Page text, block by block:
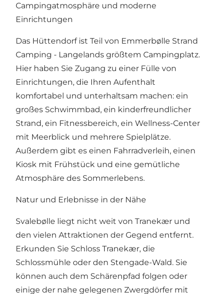
Campingatmosphäre und moderne
Einrichtungen
Das Hüttendorf ist Teil von Emmerbølle Strand
Camping - Langelands größtem Campingplatz.
Hier haben Sie Zugang zu einer Fülle von
Einrichtungen, die Ihren Aufenthalt
komfortabel und unterhaltsam machen: ein
großes Schwimmbad, ein kinderfreundlicher
Strand, ein Fitnessbereich, ein Wellness-Center
mit Meerblick und mehrere Spielplätze.
Außerdem gibt es einen Fahrradverleih, einen
Kiosk mit Frühstück und eine gemütliche
Atmosphäre des Sommerlebens.
Natur und Erlebnisse in der Nähe
Svalebølle liegt nicht weit von Tranekær und
den vielen Attraktionen der Gegend entfernt.
Erkunden Sie Schloss Tranekær, die
Schlossmühle oder den Stengade-Wald. Sie
können auch dem Schärenpfad folgen oder
einige der nahe gelegenen Zwergdörfer mit